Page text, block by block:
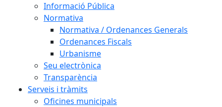
Informació Pública
Normativa
Normativa / Ordenances Generals
Ordenances Fiscals
Urbanisme
Seu electrònica
Transparència
Serveis i tràmits
Oficines municipals